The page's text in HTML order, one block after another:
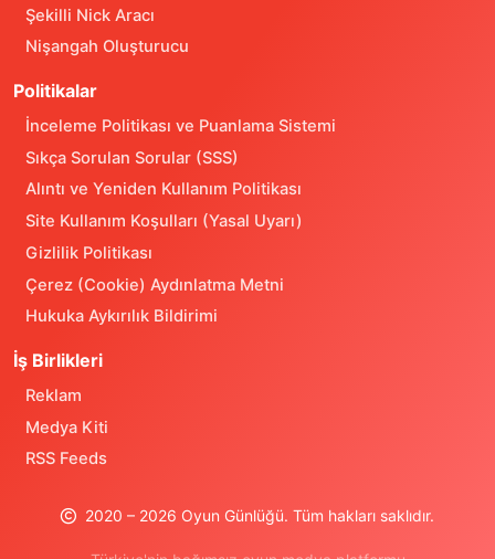
Şekilli Nick Aracı
Nişangah Oluşturucu
Politikalar
İnceleme Politikası ve Puanlama Sistemi
Sıkça Sorulan Sorular (SSS)
Alıntı ve Yeniden Kullanım Politikası
Site Kullanım Koşulları (Yasal Uyarı)
Gizlilik Politikası
Çerez (Cookie) Aydınlatma Metni
Hukuka Aykırılık Bildirimi
İş Birlikleri
Reklam
Medya Kiti
RSS Feeds
2020 – 2026 Oyun Günlüğü. Tüm hakları saklıdır.